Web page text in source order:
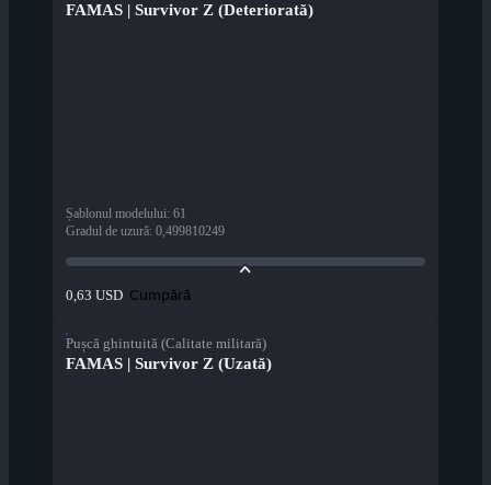
FAMAS | Survivor Z (Deteriorată)
Șablonul modelului: 61
Gradul de uzură: 0,499810249
0,63 USD Cumpără
Pușcă ghintuită (Calitate militară)
FAMAS | Survivor Z (Uzată)